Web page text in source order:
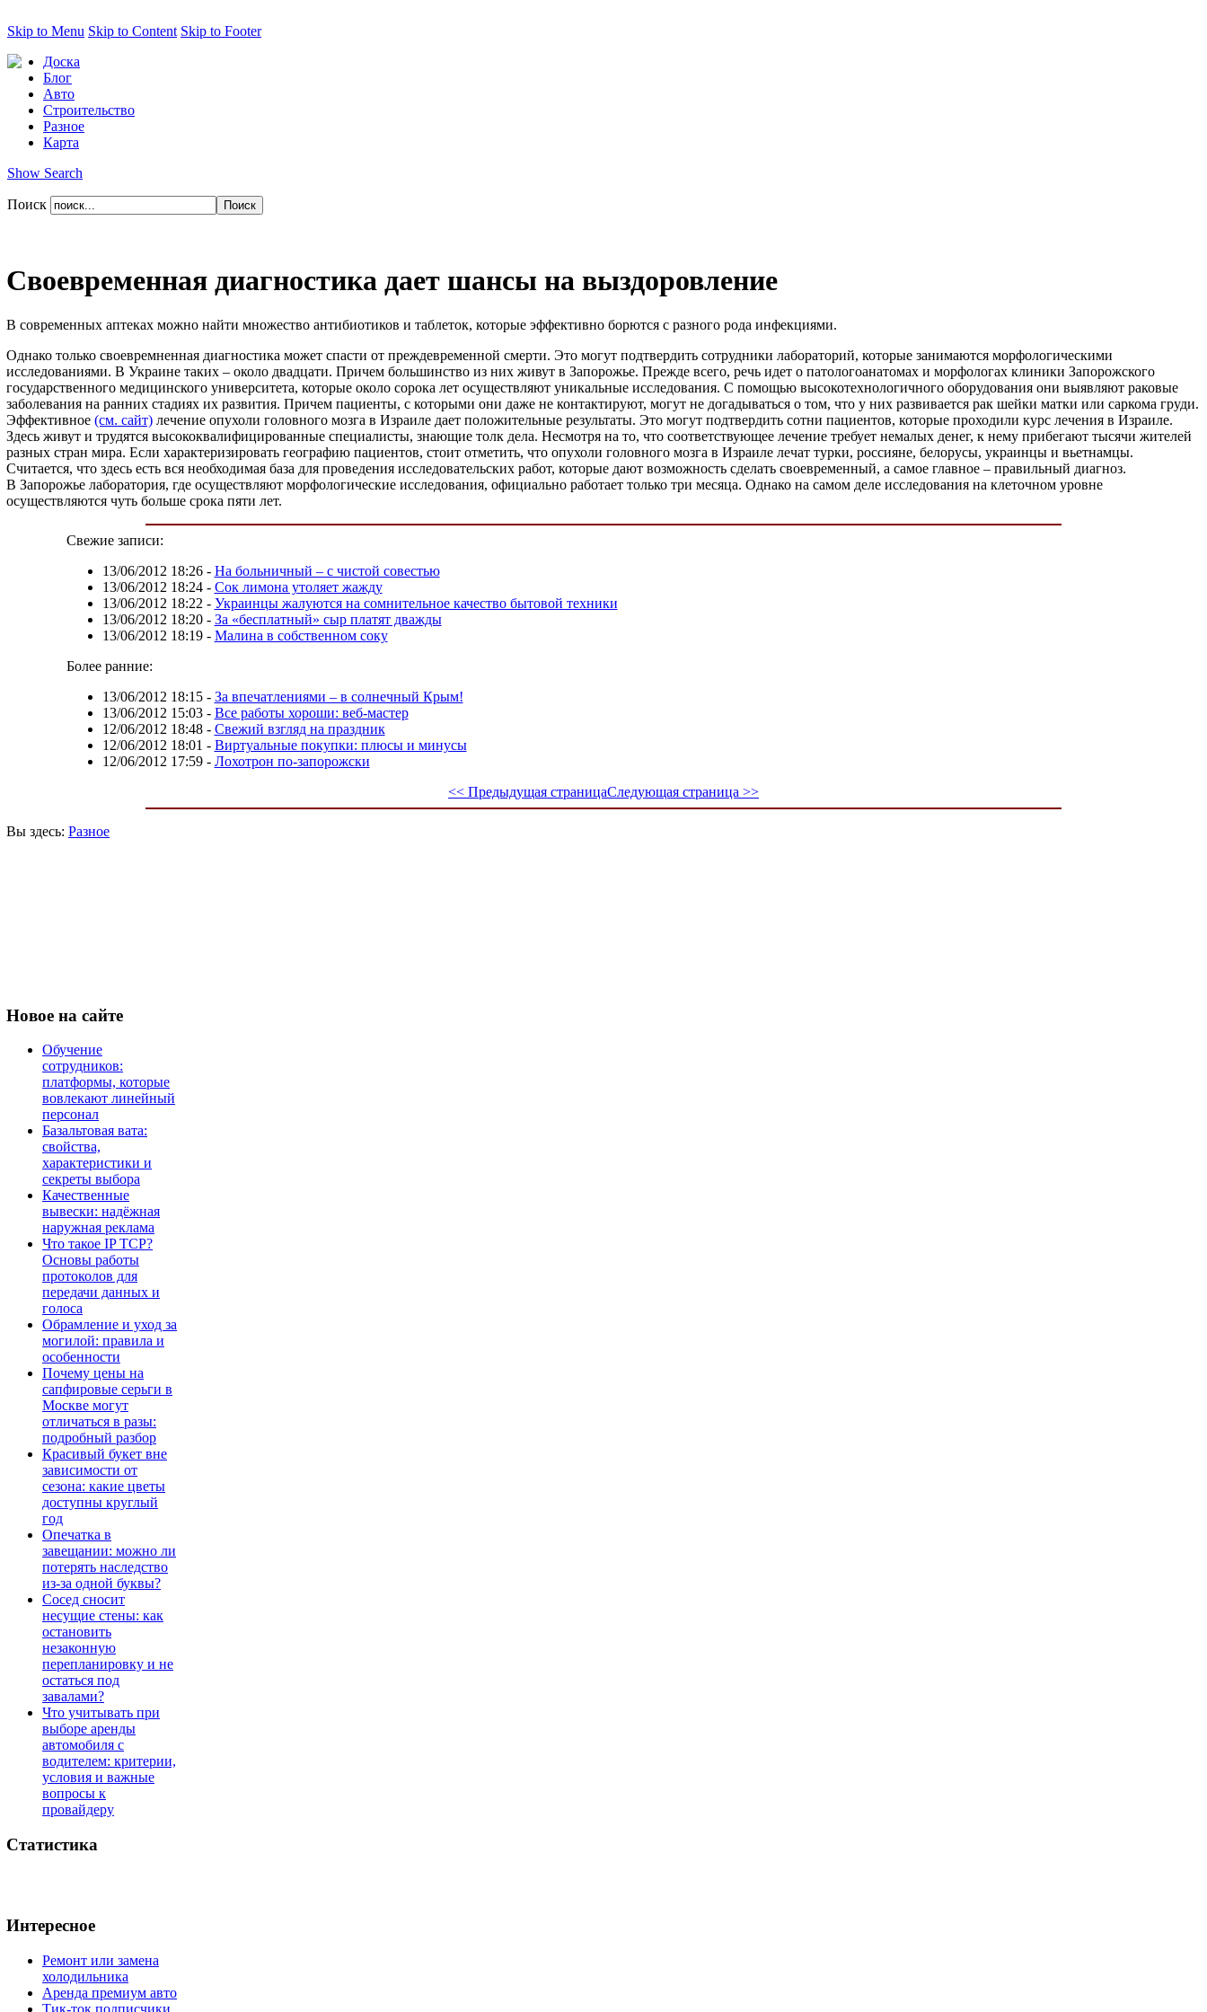
Skip to Menu Skip to Content Skip to Footer
Доска
Блог
Авто
Строительство
Разное
Карта
Show Search
Поиск
Своевременная диагностика дает шансы на выздоровление
В современных аптеках можно найти множество антибиотиков и таблеток, которые эффективно борются с разного рода инфекциями.
Однако только своевремненная диагностика может спасти от преждевременной смерти. Это могут подтвердить сотрудники лабораторий, которые занимаются морфологическими
исследованиями. В Украине таких – около двадцати. Причем большинство из них живут в Запорожье. Прежде всего, речь идет о патологоанатомах и морфологах клиники Запорожского
государственного медицинского университета, которые около сорока лет осуществляют уникальные исследования. С помощью высокотехнологичного оборудования они выявляют раковые
заболевания на ранних стадиях их развития. Причем пациенты, с которыми они даже не контактируют, могут не догадываться о том, что у них развивается рак шейки матки или саркома груди.
Эффективное (см. сайт) лечение опухоли головного мозга в Израиле дает положительные результаты. Это могут подтвердить сотни пациентов, которые проходили курс лечения в Израиле.
Здесь живут и трудятся высококвалифицированные специалисты, знающие толк дела. Несмотря на то, что соответствующее лечение требует немалых денег, к нему прибегают тысячи жителей
разных стран мира. Если характеризировать географию пациентов, стоит отметить, что опухоли головного мозга в Израиле лечат турки, россияне, белорусы, украинцы и вьетнамцы.
Считается, что здесь есть вся необходимая база для проведения исследовательских работ, которые дают возможность сделать своевременный, а самое главное – правильный диагноз.
В Запорожье лаборатория, где осуществляют морфологические исследования, официально работает только три месяца. Однако на самом деле исследования на клеточном уровне
осуществляются чуть больше срока пяти лет.
Свежие записи:
13/06/2012 18:26- На больничный – с чистой совестью
13/06/2012 18:24- Сок лимона утоляет жажду
13/06/2012 18:22 - Украинцы жалуются на сомнительное качество бытовой техники
13/06/2012 18:20- За «бесплатный» сыр платят дважды
13/06/2012 18:19- Малина в собственном соку
Более ранние:
13/06/2012 18:15- За впечатлениями – в солнечный Крым!
13/06/2012 15:03- Все работы хороши: веб-мастер
12/06/2012 18:48- Свежий взгляд на праздник
12/06/2012 18:01 - Виртуальные покупки: плюсы и минусы
12/06/2012 17:59- Лохотрон по-запорожски
<< Предыдущая страницаСледующая страница >>
Вы здесь: Разное
Новое на сайте
Обучение
сотрудников:
платформы, которые
вовлекают линейный
персонал
Базальтовая вата:
свойства,
характеристики и
секреты выбора
Качественные
вывески: надёжная
наружная реклама
Что такое IP TCP?
Основы работы
протоколов для
передачи данных и
голоса
Обрамление и уход за
могилой: правила и
особенности
Почему цены на
сапфировые серьги в
Москве могут
отличаться в разы:
подробный разбор
Красивый букет вне
зависимости от
сезона: какие цветы
доступны круглый
год
Опечатка в
завещании: можно ли
потерять наследство
из-за одной буквы?
Сосед сносит
несущие стены: как
остановить
незаконную
перепланировку и не
остаться под
завалами?
Что учитывать при
выборе аренды
автомобиля с
водителем: критерии,
условия и важные
вопросы к
провайдеру
Статистика
Интересное
Ремонт или замена
холодильника
Аренда премиум авто